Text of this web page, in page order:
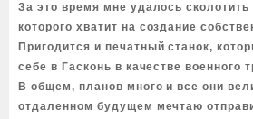
За это время мне удалось
которого хватит на создание
Пригодится и печатный станок,
себе в Гасконь в качестве военного
В общем, планов много и все они
отдаленном будущем мечтаю